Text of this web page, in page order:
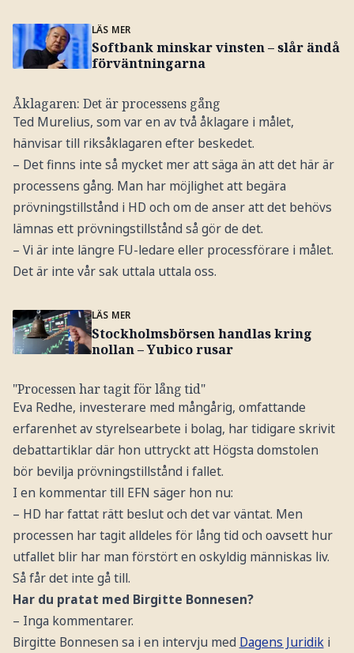
LÄS MER
Softbank minskar vinsten – slår ändå
förväntningarna
Åklagaren: Det är processens gång
Ted Murelius, som var en av två åklagare i målet,
hänvisar till riksåklagaren efter beskedet.
– Det finns inte så mycket mer att säga än att det här är
processens gång. Man har möjlighet att begära
prövningstillstånd i HD och om de anser att det behövs
lämnas ett prövningstillstånd så gör de det.
– Vi är inte längre FU-ledare eller processförare i målet.
Det är inte vår sak uttala uttala oss.
LÄS MER
Stockholmsbörsen handlas kring
nollan – Yubico rusar
"Processen har tagit för lång tid"
Eva Redhe, investerare med mångårig, omfattande
erfarenhet av styrelsearbete i bolag, har tidigare skrivit
debattartiklar där hon uttryckt att Högsta domstolen
bör bevilja prövningstillstånd i fallet.
I en kommentar till EFN säger hon nu:
– HD har fattat rätt beslut och det var väntat. Men
processen har tagit alldeles för lång tid och oavsett hur
utfallet blir har man förstört en oskyldig människas liv.
Så får det inte gå till.
Har du pratat med Birgitte Bonnesen?
– Inga kommentarer.
Birgitte Bonnesen sa i en intervju med Dagens Juridiki